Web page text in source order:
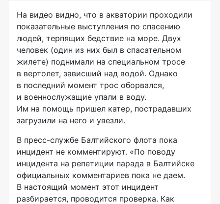
На видео видно, что в акватории проходили
показательные выступления по спасению
людей, терпящих бедствие на море. Двух
человек (один из них был в спасательном
жилете) поднимали на специальном тросе
в вертолет, зависший над водой. Однако
в последний момент трос оборвался,
и военнослужащие упали в воду.
Им на помощь пришел катер, пострадавших
загрузили на него и увезли.
В пресс-службе Балтийского флота пока
инцидент не комментируют. «По поводу
инцидента на репетиции парада в Балтийске
официальных комментариев пока не даем.
В настоящий момент этот инцидент
разбирается, проводится проверка. Как